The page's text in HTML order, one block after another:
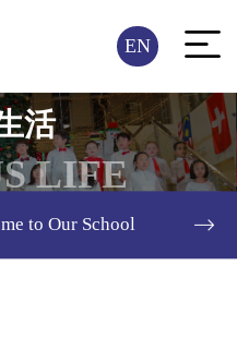
EN
活
LIFE
to Our School